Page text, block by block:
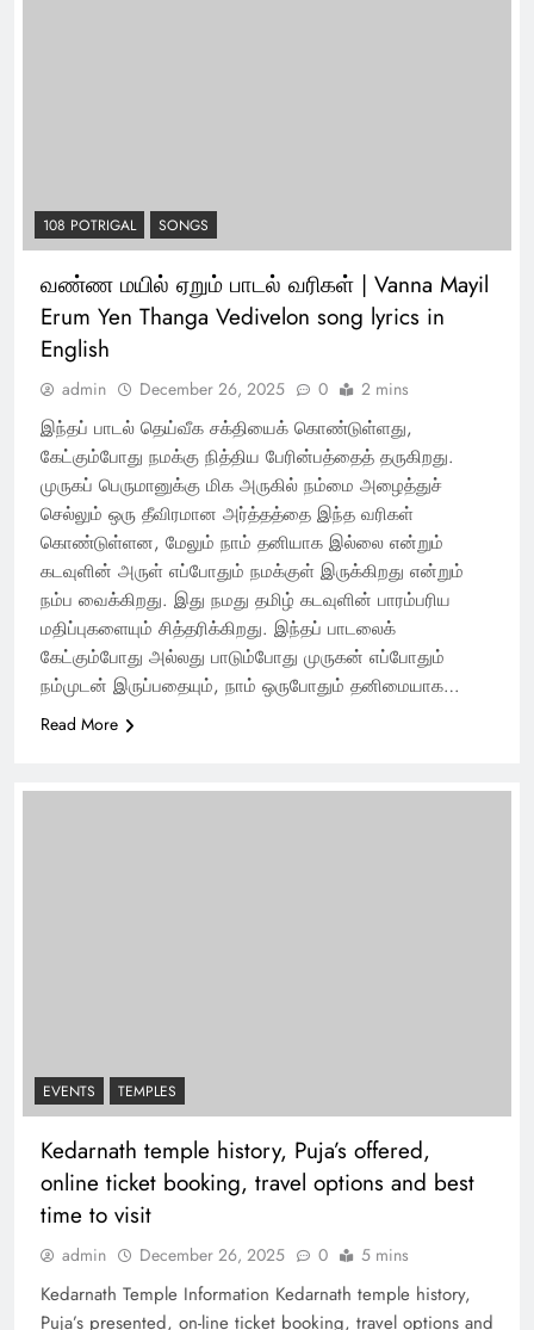
108 POTRIGAL SONGS
வண்ண மயில் ஏறும் பாடல் வரிகள் | Vanna Mayil
Erum Yen Thanga Vedivelon song lyrics in
English
admin December 26, 2025 0 2 mins
இந்தப் பாடல் தெய்வீக சக்தியைக் கொண்டுள்ளது,
கேட்கும்போது நமக்கு நித்திய பேரின்பத்தைத் தருகிறது.
முருகப் பெருமானுக்கு மிக அருகில் நம்மை அழைத்துச்
செல்லும் ஒரு தீவிரமான அர்த்தத்தை இந்த வரிகள்
கொண்டுள்ளன, மேலும் நாம் தனியாக இல்லை என்றும்
கடவுளின் அருள் எப்போதும் நமக்குள் இருக்கிறது என்றும்
நம்ப வைக்கிறது. இது நமது தமிழ் கடவுளின் பாரம்பரிய
மதிப்புகளையும் சித்தரிக்கிறது. இந்தப் பாடலைக்
கேட்கும்போது அல்லது பாடும்போது முருகன் எப்போதும்
நம்முடன் இருப்பதையும், நாம் ஒருபோதும் தனிமையாக…
Read More
EVENTS TEMPLES
Kedarnath temple history, Puja’s offered,
online ticket booking, travel options and best
time to visit
admin December 26, 2025 0 5 mins
Kedarnath Temple Information Kedarnath temple history,
Puja’s presented, on-line ticket booking, travel options and